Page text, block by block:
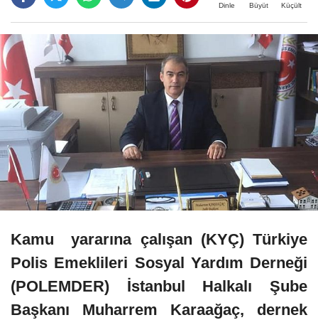
Dinle Büyüt Küçült
Kamu yararına çalışan (KYÇ) Türkiye
Polis Emeklileri Sosyal Yardım Derneği
(POLEMDER) İstanbul Halkalı Şube
Başkanı Muharrem Karaağaç, dernek